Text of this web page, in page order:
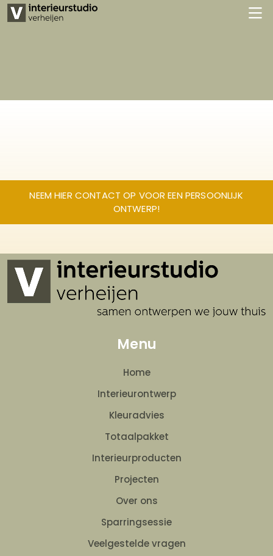
NEEM HIER CONTACT OP VOOR EEN PERSOONLIJK
ONTWERP!
Menu
Home
Interieurontwerp
Kleuradvies
Totaalpakket
Interieurproducten
Projecten
Over ons
Sparringsessie
Veelgestelde vragen